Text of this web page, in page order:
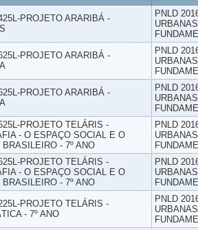
PROJETO ARARIBÁ -
PNLD
PROJETO ARARIBÁ -
PNLD
PROJETO ARARIBÁ -
PNLD
PROJETO TELÁRIS -
- O ESPAÇO SOCIAL E O
BRASILEIRO - 7º ANO
PNLD
PROJETO TELÁRIS -
- O ESPAÇO SOCIAL E O
BRASILEIRO - 7º ANO
PNLD
PROJETO TELÁRIS -
- 7º ANO
PNLD